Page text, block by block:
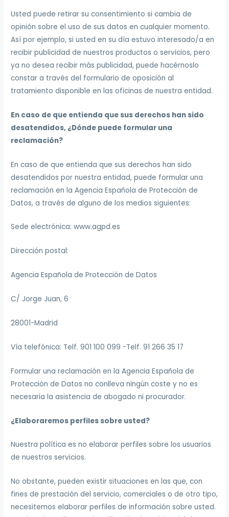
Usted puede retirar su consentimiento si cambia de
opinión sobre el uso de sus datos en cualquier momento.
Así por ejemplo, si usted en su día estuvo interesado/a en
recibir publicidad de nuestros productos o servicios, pero
ya no desea recibir más publicidad, puede hacérnoslo
constar a través del formulario de oposición al
tratamiento disponible en las oficinas de nuestra entidad.
En caso de que entienda que sus derechos han sido
desatendidos, ¿Dónde puede formular una
reclamación?
En caso de que entienda que sus derechos han sido
desatendidos por nuestra entidad, puede formular una
reclamación en la Agencia Española de Protección de
Datos, a través de alguno de los medios siguientes:
Sede electrónica: www.agpd.es
Dirección postal:
Agencia Española de Protección de Datos
C/ Jorge Juan, 6
28001-Madrid
Vía telefónica: Telf. 901 100 099 -Telf. 91 266 35 17
Formular una reclamación en la Agencia Española de
Protección de Datos no conlleva ningún coste y no es
necesaria la asistencia de abogado ni procurador.
¿Elaboraremos perfiles sobre usted?
Nuestra política es no elaborar perfiles sobre los usuarios
de nuestros servicios.
No obstante, pueden existir situaciones en las que, con
fines de prestación del servicio, comerciales o de otro tipo,
necesitemos elaborar perfiles de información sobre usted.